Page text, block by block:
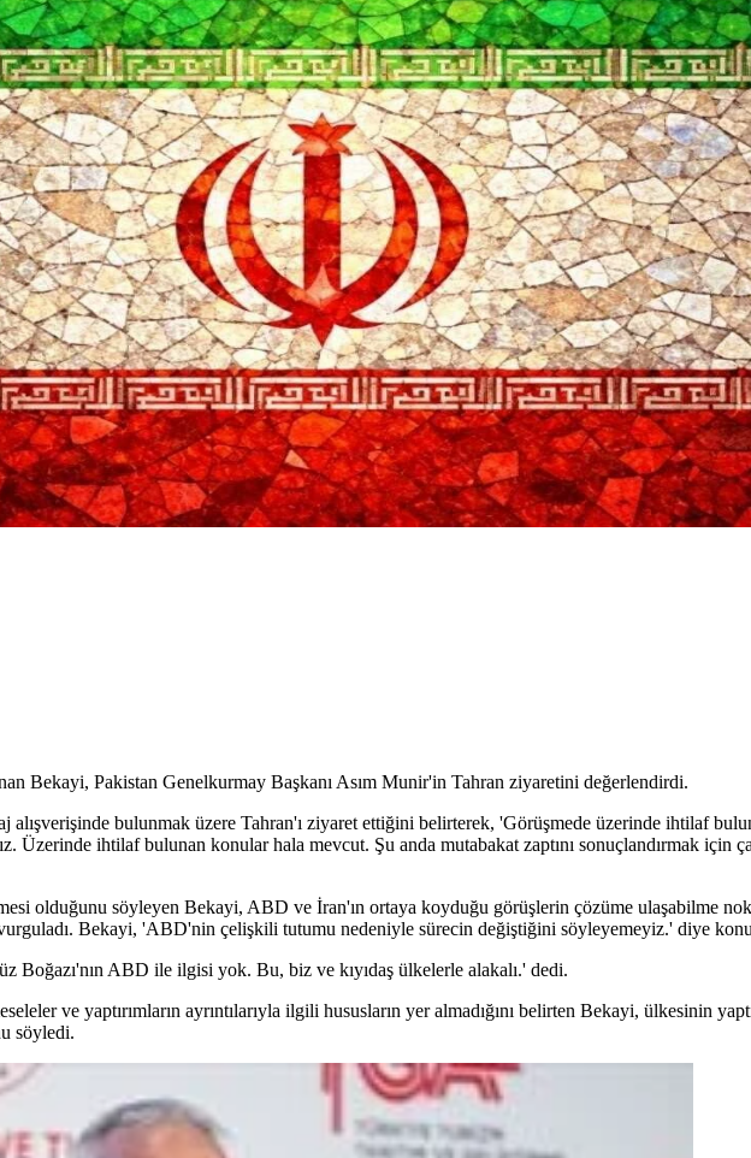
Bekayi, Pakistan Genelkurmay Başkanı Asım Munir'in Tahran ziyaretini değerlendirdi.
bulunmak üzere Tahran'ı ziyaret ettiğini belirterek, 'Görüşmede üzerinde ihtilaf
Üzerinde ihtilaf bulunan konular hala mevcut. Şu anda mutabakat zaptını sonuçlandırmak için
olduğunu söyleyen Bekayi, ABD ve İran'ın ortaya koyduğu görüşlerin çözüme ulaşabilme
Bekayi, 'ABD'nin çelişkili tutumu nedeniyle sürecin değiştiğini söyleyemeyiz.' diye
Boğazı'nın ABD ile ilgisi yok. Bu, biz ve kıyıdaş ülkelerle alakalı.' dedi.
ve yaptırımların ayrıntılarıyla ilgili hususların yer almadığını belirten Bekayi, ülkesinin
söyledi.